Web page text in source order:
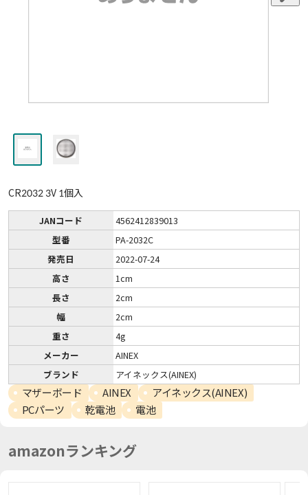
CR2032 3V 1個入
JANコード
4562412839013
型番
PA-2032C
発売日
2022-07-24
高さ
1cm
長さ
2cm
幅
2cm
重さ
4g
メーカー
AINEX
ブランド
アイネックス(AINEX)
マザーボード AINEX
アイネックス(AINEX)
PCパーツ
乾電池 電池
amazonランキング